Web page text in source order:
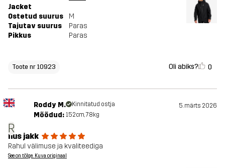
Jacket
Ostetud suurus
M
Tajutav suurus
Paras
Pikkus
Paras
Toote nr 10923 Oli abiks? 0
R
Roddy M. Kinnitatud ostja 5. märts 2026
Mõõdud: 152cm, 78kg
Ilus jakk
Rahul välimuse ja kvaliteediga
See on tõlge. Kuva originaal